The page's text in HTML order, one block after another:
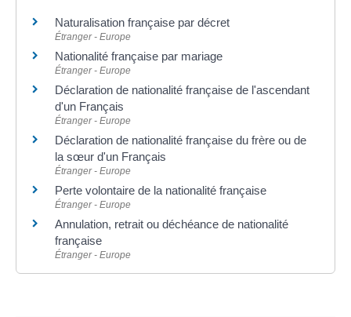
Naturalisation française par décret
Étranger - Europe
Nationalité française par mariage
Étranger - Europe
Déclaration de nationalité française de l'ascendant
d'un Français
Étranger - Europe
Déclaration de nationalité française du frère ou de
la sœur d'un Français
Étranger - Europe
Perte volontaire de la nationalité française
Étranger - Europe
Annulation, retrait ou déchéance de nationalité
française
Étranger - Europe